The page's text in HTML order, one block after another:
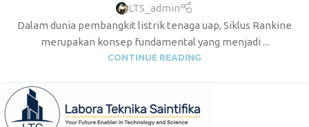
LTS_admin
Dalam dunia pembangkit listrik tenaga uap, Siklus Rankine
merupakan konsep fundamental yang menjadi ...
CONTINUE READING